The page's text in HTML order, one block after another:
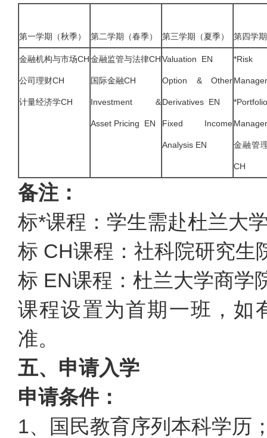
第一学期（秋季） 第二学期（春季） 第三学期（夏季） 第四学
金融机构与市场CH
公司理财CH
计量经济学CH
金融监管与法律CH
国际金融CH
Investment &
Asset Pricing EN
Valuation EN
Option & Other
Derivatives EN
Fixed Income
Analysis EN
*Risk
*Portfolio
金融管
CH
备注：
标*课程：学生需赴杜兰大
标 CH课程：社科院研究生
标 EN课程：杜兰大学商学
课程设置为首期一班，如
准。
五、申请入学
申请条件：
1、国民教育序列本科学历